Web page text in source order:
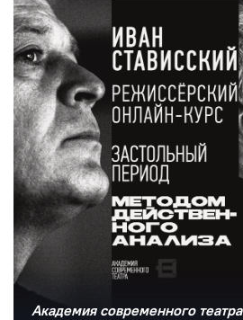
Академия современного театра